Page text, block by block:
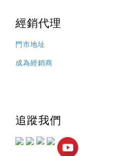
經銷代理
門市地址
成為經銷商
追蹤我們